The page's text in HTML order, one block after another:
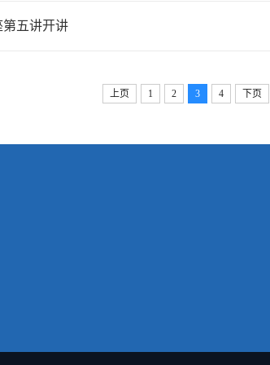
五讲开讲
上页 1 2 3 4 下页